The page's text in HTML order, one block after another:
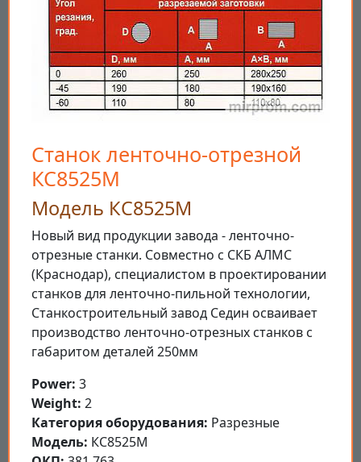
Станок ленточно-отрезной
КС8525М
Модель КС8525М
Новый вид продукции завода - ленточно-
отрезные станки. Совместно с СКБ АЛМС
(Краснодар), специалистом в проектировании
станков для ленточно-пильной технологии,
Станкостроительный завод Седин осваивает
производство ленточно-отрезных станков с
габаритом деталей 250мм
Power: 3
Weight: 2
Категория оборудования: Разрезные
Модель: КС8525М